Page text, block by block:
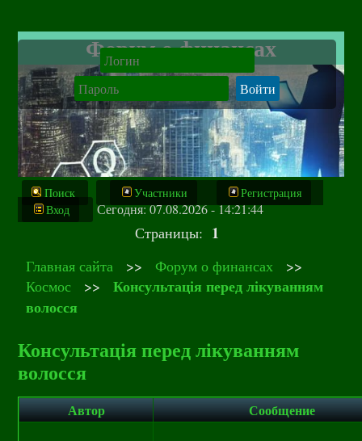
Форум о финансах
Поиск Участники
Регистрация
Вход
Сегодня: 07.08.2026 - 14:21:44
Страницы: 1
Главная сайта >>Форум о финансах
>>
Космос
>>Консультація перед лікуванням
волосся
Консультація перед лікуванням
волосся
Автор Сообщение